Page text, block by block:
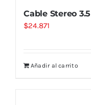
Cable Stereo
$24.871
Añadir al carrito